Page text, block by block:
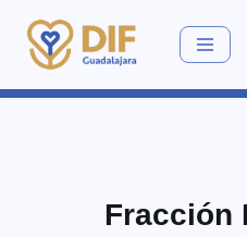
Saltar
Fracción